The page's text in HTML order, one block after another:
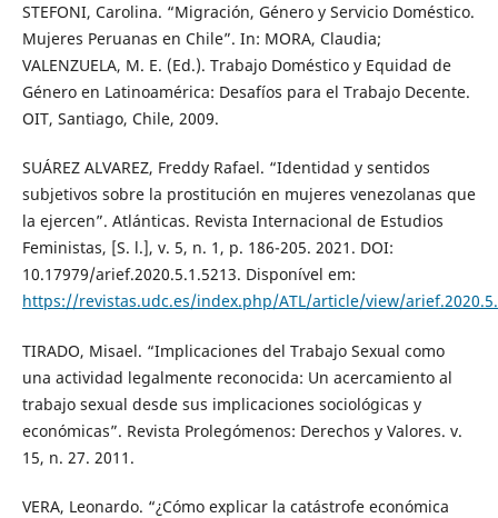
STEFONI, Carolina. “Migración, Género y Servicio Doméstico.
Mujeres Peruanas en Chile”. In: MORA, Claudia;
VALENZUELA, M. E. (Ed.). Trabajo Doméstico y Equidad de
Género en Latinoamérica: Desafíos para el Trabajo Decente.
OIT, Santiago, Chile, 2009.
SUÁREZ ALVAREZ, Freddy Rafael. “Identidad y sentidos
subjetivos sobre la prostitución en mujeres venezolanas que
la ejercen”. Atlánticas. Revista Internacional de Estudios
Feministas, [S. l.], v. 5, n. 1, p. 186-205. 2021. DOI:
10.17979/arief.2020.5.1.5213. Disponível em:
https://revistas.udc.es/index.php/ATL/article/view/
TIRADO, Misael. “Implicaciones del Trabajo Sexual como
una actividad legalmente reconocida: Un acercamiento al
trabajo sexual desde sus implicaciones sociológicas y
económicas”. Revista Prolegómenos: Derechos y Valores. v.
15, n. 27. 2011.
VERA, Leonardo. “¿Cómo explicar la catástrofe económica